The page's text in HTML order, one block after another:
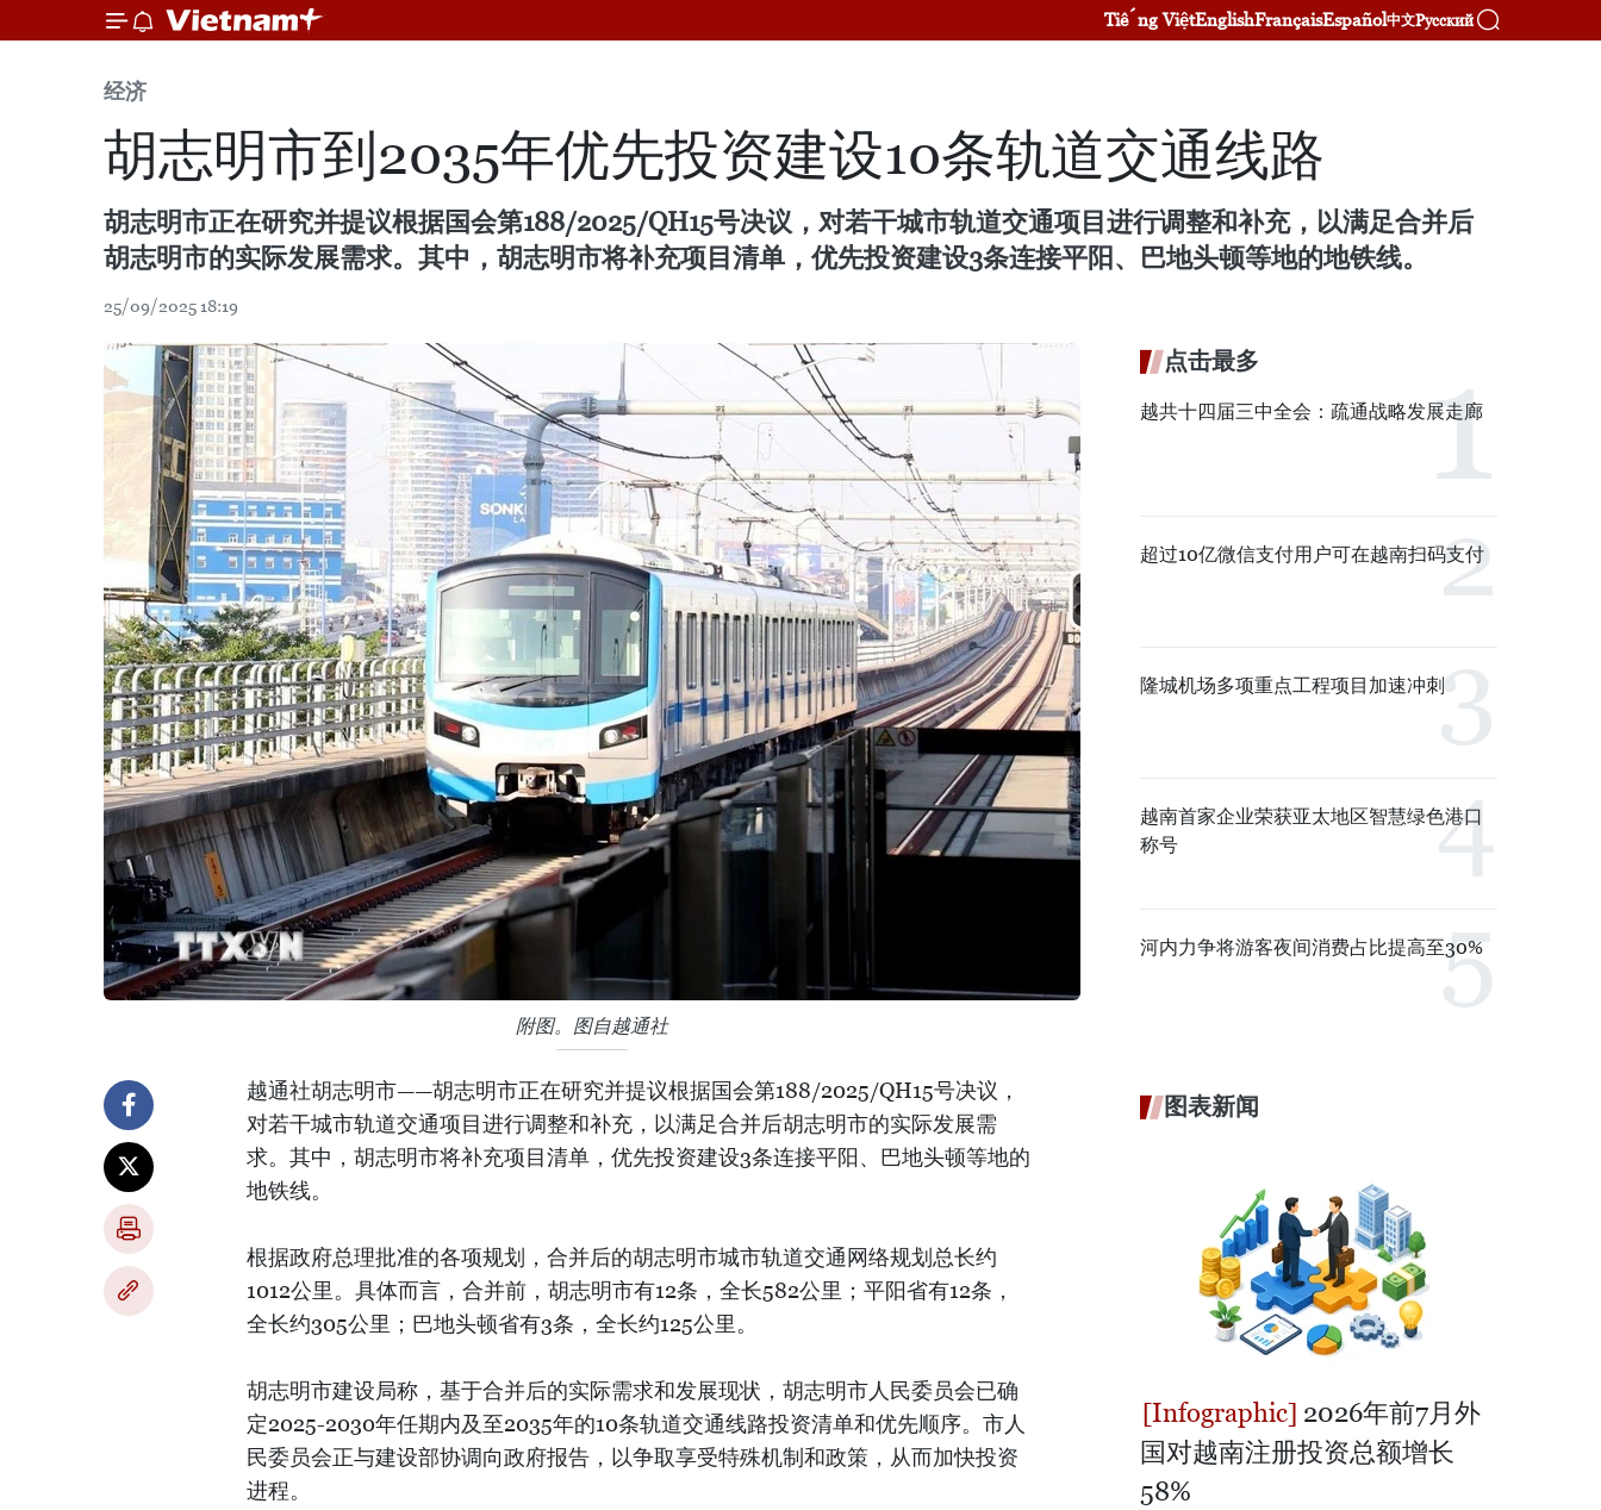
Tiếng ViệtEnglishFrançaisEspañol中文Русский
经济
胡志明市到2035年优先投资建设10条轨道交通线路
胡志明市正在研究并提议根据国会第188/2025/QH15号决议，对若干城市轨道交通项目进行调整和补充，以满足合并后
胡志明市的实际发展需求。其中，胡志明市将补充项目清单，优先投资建设3条连接平阳、巴地头顿等地的地铁线。
25/09/2025 18:19
附图。图自越通社
越通社胡志明市——胡志明市正在研究并提议根据国会第188/2025/QH15号决议，
对若干城市轨道交通项目进行调整和补充，以满足合并后胡志明市的实际发展需
求。其中，胡志明市将补充项目清单，优先投资建设3条连接平阳、巴地头顿等地的
地铁线。
根据政府总理批准的各项规划，合并后的胡志明市城市轨道交通网络规划总长约
1012公里。具体而言，合并前，胡志明市有12条，全长582公里；平阳省有12条，
全长约305公里；巴地头顿省有3条，全长约125公里。
胡志明市建设局称，基于合并后的实际需求和发展现状，胡志明市人民委员会已确
定2025-2030年任期内及至2035年的10条轨道交通线路投资清单和优先顺序。市人
民委员会正与建设部协调向政府报告，以争取享受特殊机制和政策，从而加快投资
进程。
点击最多
越共十四届三中全会：疏通战略发展走廊
超过10亿微信支付用户可在越南扫码支付
隆城机场多项重点工程项目加速冲刺
越南首家企业荣获亚太地区智慧绿色港口
称号
河内力争将游客夜间消费占比提高至30%
图表新闻
2026年前7月外
国对越南注册投资总额增长
58%